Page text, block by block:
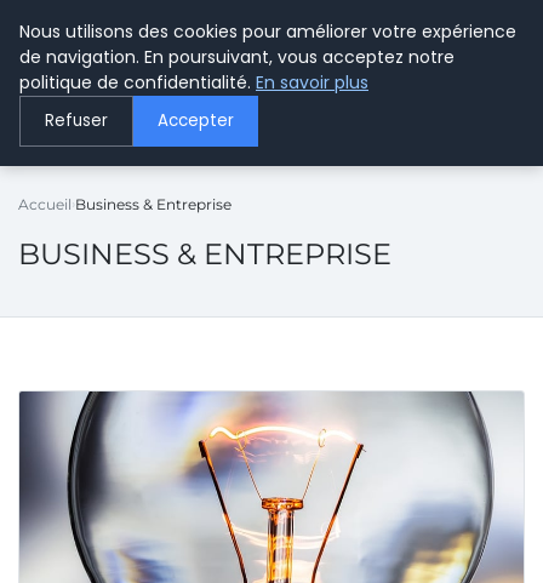
LE WEBMARKETING
Accueil Business & Entreprise
BUSINESS & ENTREPRISE
Nous utilisons des cookies pour améliorer votre expérience
de navigation. En poursuivant, vous acceptez notre
politique de confidentialité. En savoir plus
Refuser Accepter